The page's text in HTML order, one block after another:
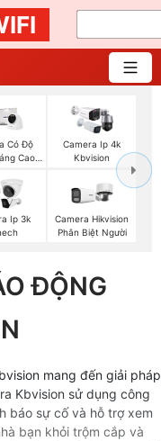
Có Độ
Cao
Camera Ip 4k
Kbvision
Ip 3k
Camera Hikvision
Phân Biệt Người
ĐỘNG
mang đến giải pháp
Kbvision sử dụng công
báo sự cố và hỗ trợ xem
bạn khỏi trộm cắp và